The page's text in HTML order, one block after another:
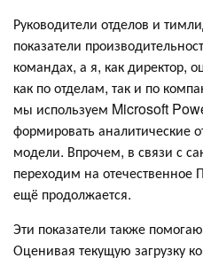
Руководители отделов и
показатели
командах, а я, как директор,
как по отделам, так и по
мы используем Microsoft
формировать аналитические
модели. Впрочем, в связи с
переходим на
ещё продолжается.
Эти показатели также
Оценивая текущую загрузку